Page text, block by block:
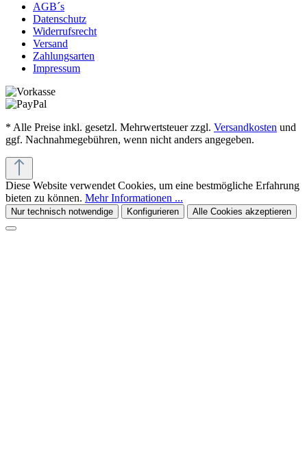
AGB´s
Datenschutz
Widerrufsrecht
Versand
Zahlungsarten
Impressum
* Alle Preise inkl. gesetzl. Mehrwertsteuer zzgl. Versandkosten und
ggf. Nachnahmegebühren, wenn nicht anders angegeben.
Diese Website verwendet Cookies, um eine bestmögliche Erfahrung
bieten zu können. Mehr Informationen ...
Nur technisch notwendige Konfigurieren Alle Cookies akzeptieren